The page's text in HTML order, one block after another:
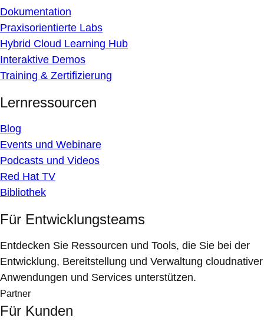
Dokumentation
Praxisorientierte Labs
Hybrid Cloud Learning Hub
Interaktive Demos
Training & Zertifizierung
Lernressourcen
Blog
Events und Webinare
Podcasts und Videos
Red Hat TV
Bibliothek
Für Entwicklungsteams
Entdecken Sie Ressourcen und Tools, die Sie bei der
Entwicklung, Bereitstellung und Verwaltung cloudnativer
Anwendungen und Services unterstützen.
Partner
Für Kunden